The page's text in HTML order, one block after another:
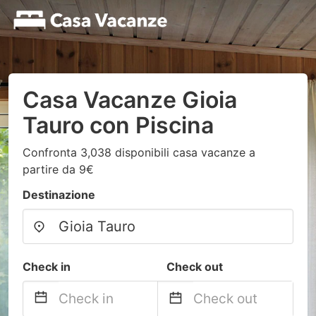
Casa Vacanze Gioia
Tauro con Piscina
Confronta 3,038 disponibili casa vacanze a
partire da 9€
Destinazione
Check in Check out